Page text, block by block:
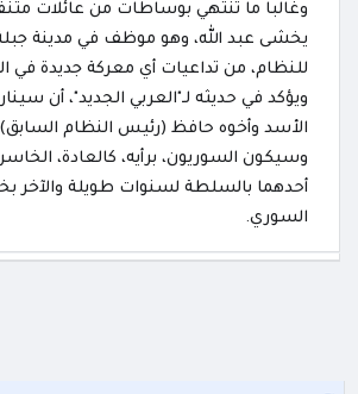
وغالبا ما تنتهي بوساطات من عائلات
يخشى عبد الله، وهو موظف في مدينة
للنظام، من تداعيات أي معركة جديدة في
ويؤكد في حديثه لـ"العربي الجديد"، أن
الأسد وأخوه حافظ (رئيس النظام
وسيكون السوريون، برأيه، كالعادة، الخاسر
أحدهما بالسلطة لسنوات طويلة والآخر
السوري.